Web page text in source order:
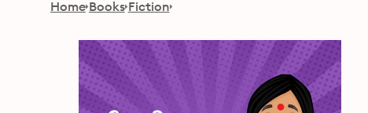
Home Books Fiction